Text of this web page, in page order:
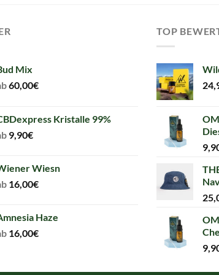
Mix
60,00€
Kristalle 99%
9,90€
Wiesn
16,00€
Haze
16,00€
TOP